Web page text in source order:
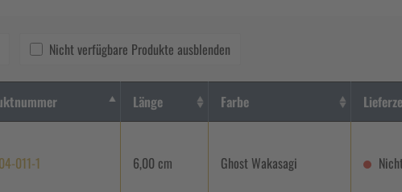
Nicht verfügbare Produkte ausblenden
Länge Farbe
011-1 6,00 cm Ghost Wakasagi